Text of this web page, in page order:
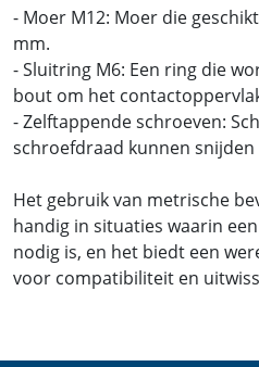
- Moer M12: Moer die
mm.
- Sluitring M6: Een ring die
bout om het
- Zelftappende schroeven:
schroefdraad kunnen
Het gebruik van metrische
handig in situaties waarin
nodig is, en het biedt een
voor compatibiliteit en